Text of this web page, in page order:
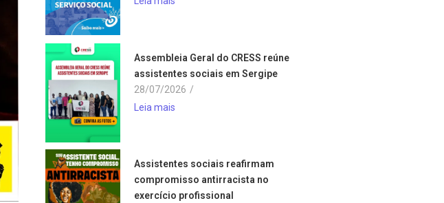
Assembleia Geral do CRESS reúne
assistentes sociais em Sergipe
28/07/2026 /
Leia mais
Assistentes sociais reafirmam
compromisso antirracista no
exercício profissional